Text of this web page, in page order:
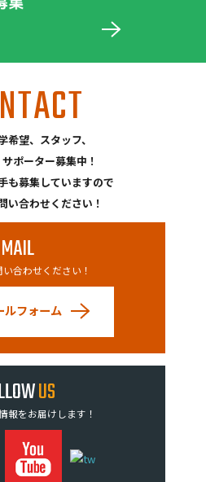
希望、スタッフ、
ポーター募集中！
も募集していますので
い合わせください！
MAIL
合わせください！
ルフォーム
US
報をお届けします！